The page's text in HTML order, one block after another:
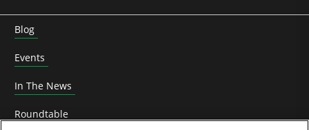
Blog
Events
In The News
Roundtable